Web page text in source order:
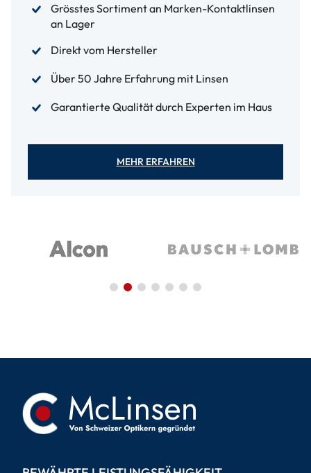
Grösstes Sortiment an Marken-Kontaktlinsen
an Lager
Direkt vom Hersteller
Über 50 Jahre Erfahrung mit Linsen
Garantierte Qualität durch Experten im Haus
MEHR ERFAHREN